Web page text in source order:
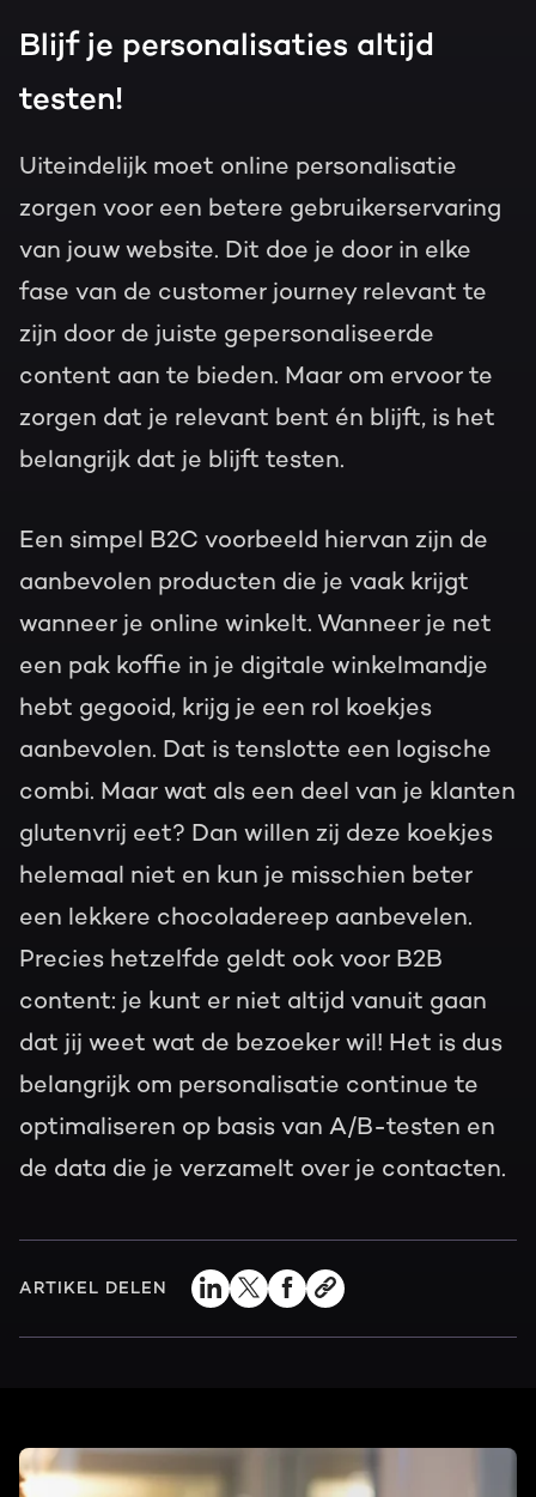
Blijf je personalisaties altijd
testen!
Uiteindelijk moet online personalisatie
zorgen voor een betere gebruikerservaring
van jouw website. Dit doe je door in elke
fase van de customer journey relevant te
zijn door de juiste gepersonaliseerde
content aan te bieden. Maar om ervoor te
zorgen dat je relevant bent én blijft, is het
belangrijk dat je blijft testen.
Een simpel B2C voorbeeld hiervan zijn de
aanbevolen producten die je vaak krijgt
wanneer je online winkelt. Wanneer je net
een pak koffie in je digitale winkelmandje
hebt gegooid, krijg je een rol koekjes
aanbevolen. Dat is tenslotte een logische
combi. Maar wat als een deel van je klanten
glutenvrij eet? Dan willen zij deze koekjes
helemaal niet en kun je misschien beter
een lekkere chocoladereep aanbevelen.
Precies hetzelfde geldt ook voor B2B
content: je kunt er niet altijd vanuit gaan
dat jij weet wat de bezoeker wil! Het is dus
belangrijk om personalisatie continue te
optimaliseren op basis van A/B-testen en
de data die je verzamelt over je contacten.
ARTIKEL DELEN